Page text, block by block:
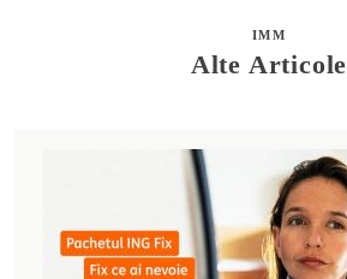
IMM
Alte Articole